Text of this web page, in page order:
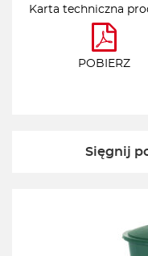
Karta techniczna
POBIERZ
Sięgnij